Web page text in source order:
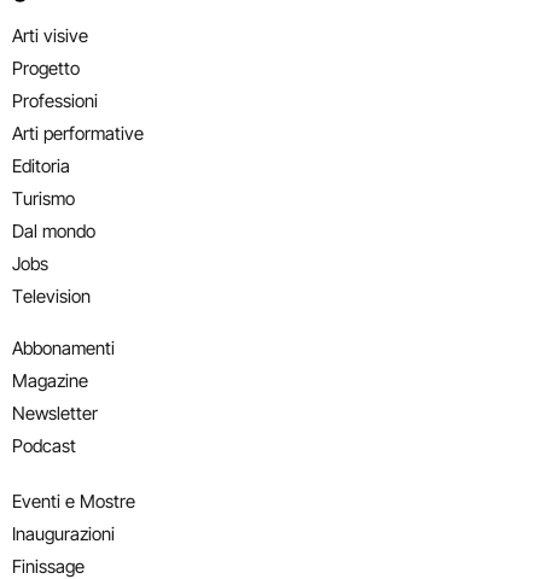
Arti visive
Progetto
Professioni
Arti performative
Editoria
Turismo
Dal mondo
Jobs
Television
Abbonamenti
Magazine
Newsletter
Podcast
Eventi e Mostre
Inaugurazioni
Finissage